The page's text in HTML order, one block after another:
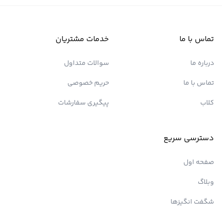
تماس با ما
درباره ما
تماس با ما
کلاب
خدمات مشتریان
سوالات متداول
حریم خصوصی
پیگیری سفارشات
دسترسی سریع
صفحه اول
وبلاگ
شگفت انگیزها